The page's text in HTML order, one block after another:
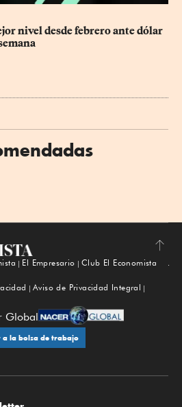
nivel desde febrero ante dólar
Subir
El Empresario
Club El Economista
Aviso de Privacidad Integral
Global
a la bolsa de trabajo